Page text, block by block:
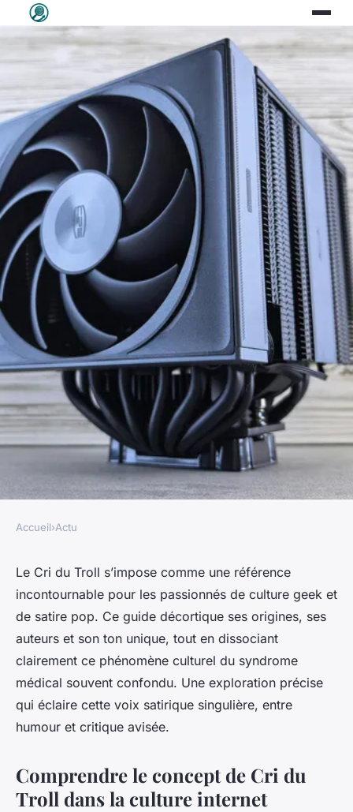
Le cri du troll : votre guide
essentiel des tendances geek
Nathalie •15 octobre 2025•6 min de lecture
Accueil›Actu
Le Cri du Troll s’impose comme une référence
incontournable pour les passionnés de culture geek et
de satire pop. Ce guide décortique ses origines, ses
auteurs et son ton unique, tout en dissociant
clairement ce phénomène culturel du syndrome
médical souvent confondu. Une exploration précise
qui éclaire cette voix satirique singulière, entre
humour et critique avisée.
Comprendre le concept de Cri du
Troll dans la culture internet